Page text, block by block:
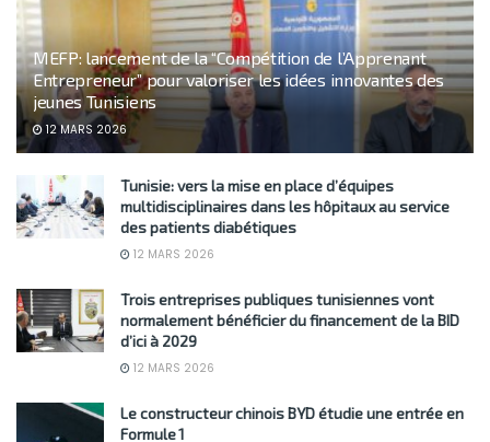
MEFP: lancement de la “Compétition de l’Apprenant
Entrepreneur” pour valoriser les idées innovantes des
jeunes Tunisiens
12 MARS 2026
Tunisie: vers la mise en place d’équipes
multidisciplinaires dans les hôpitaux au service
des patients diabétiques
12 MARS 2026
Trois entreprises publiques tunisiennes vont
normalement bénéficier du financement de la BID
d’ici à 2029
12 MARS 2026
Le constructeur chinois BYD étudie une entrée en
Formule 1